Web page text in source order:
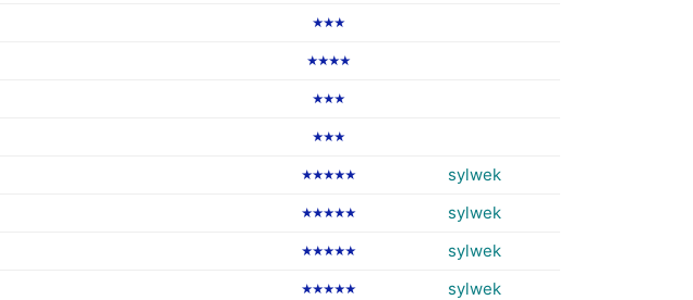
★★★
★★★★
★★★
★★★
★★★★★ sylwek
★★★★★ sylwek
★★★★★ sylwek
★★★★★ sylwek